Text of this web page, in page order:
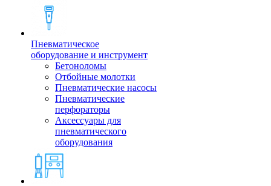
Пневматическое
оборудование и инструмент
Бетоноломы
Отбойные молотки
Пневматические насосы
Пневматические
перфораторы
Аксессуары для
пневматического
оборудования